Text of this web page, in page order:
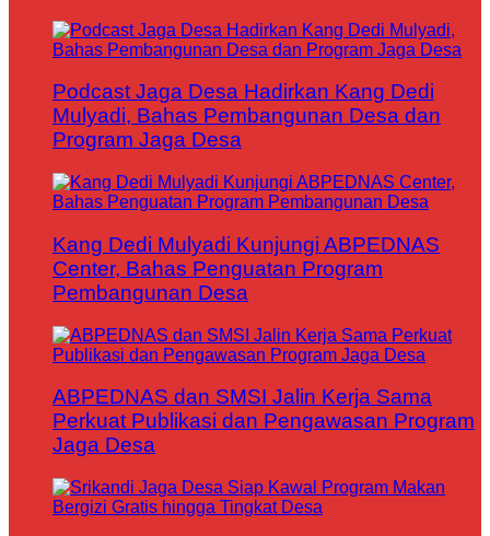
Podcast Jaga Desa Hadirkan Kang Dedi
Mulyadi, Bahas Pembangunan Desa dan
Program Jaga Desa
Kang Dedi Mulyadi Kunjungi ABPEDNAS
Center, Bahas Penguatan Program
Pembangunan Desa
ABPEDNAS dan SMSI Jalin Kerja Sama
Perkuat Publikasi dan Pengawasan Program
Jaga Desa